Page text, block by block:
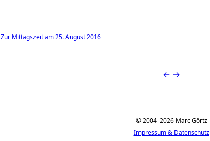
Zur Mittagszeit am 25. August 2016
← →
© 2004–2026 Marc Görtz
Impressum & Datenschutz